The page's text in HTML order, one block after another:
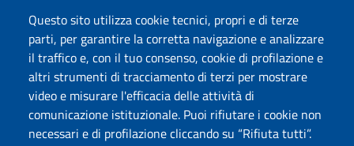
Questo sito utilizza cookie tecnici, propri e di terze
parti, per garantire la corretta navigazione e analizzare
il traffico e, con il tuo consenso, cookie di profilazione e
altri strumenti di tracciamento di terzi per mostrare
video e misurare l'efficacia delle attività di
comunicazione istituzionale. Puoi rifiutare i cookie non
necessari e di profilazione cliccando su “Rifiuta tutti”.
Università degli Studi di Sassari
Dichiarazione di accessibilità
Posta elettronica @uniss.it
Protocollo
Seguici su